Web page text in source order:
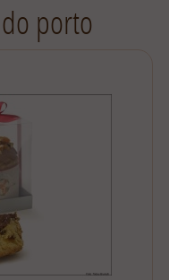
porto